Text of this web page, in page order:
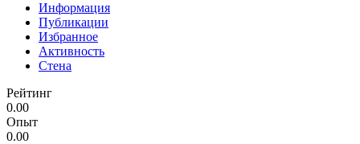
Информация
Публикации
Избранное
Активность
Стена
Рейтинг
0.00
Опыт
0.00